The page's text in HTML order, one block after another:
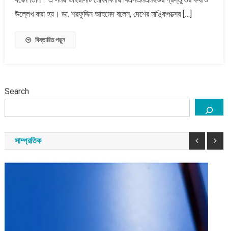
উল্লেখ করা হয়। ডা. শরফুদ্দিন আহমেদ বলেন, দেশের মাঙ্কিপক্সের […]
বিস্তারিত পড়ুন
Search
সাম্প্রতিক